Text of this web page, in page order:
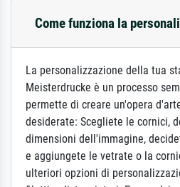
Come funziona la
La personalizzazione della tua
Meisterdrucke è un processo
permette di creare un'opera
desiderate: Scegliete le cornici,
dimensioni dell'immagine,
e aggiungete le vetrate o la
ulteriori opzioni di